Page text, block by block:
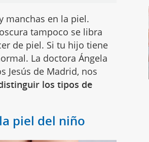
manchas en la piel.
tampoco se libra
de piel. Si tu hijo tiene
La doctora Ángela
Jesús de Madrid, nos
los tipos de
piel del niño